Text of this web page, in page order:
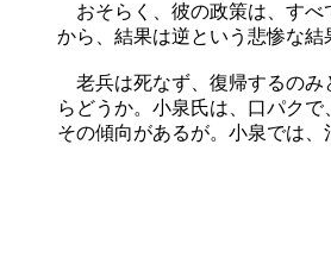
おそらく、彼の政策は、すべ
から、結果は逆という悲惨な結
老兵は死なず、復帰するのみ
らどうか。小泉氏は、口パク
その傾向があるが。小泉では、